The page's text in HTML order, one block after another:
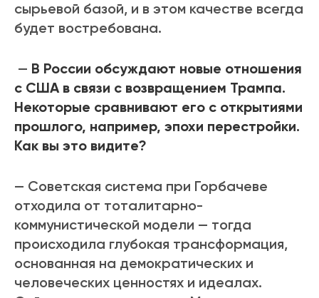
сырьевой базой, и в этом качестве всегда
будет востребована.
— В России обсуждают новые отношения
с США в связи с возвращением Трампа.
Некоторые сравнивают его с открытиями
прошлого, например, эпохи перестройки.
Как вы это видите?
— Советская система при Горбачеве
отходила от тоталитарно-
коммунистической модели — тогда
происходила глубокая трансформация,
основанная на демократических и
человеческих ценностях и идеалах.